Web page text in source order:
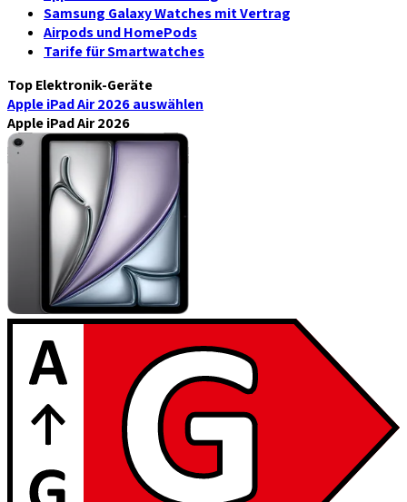
Samsung Galaxy Watches mit Vertrag
Airpods und HomePods
Tarife für Smartwatches
Top Elektronik-Geräte
Apple iPad Air 2026auswählen
Apple iPad Air 2026